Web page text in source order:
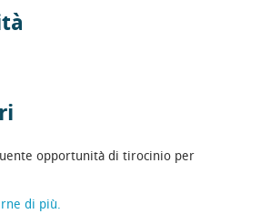
opportunità di tirocinio per
di più.